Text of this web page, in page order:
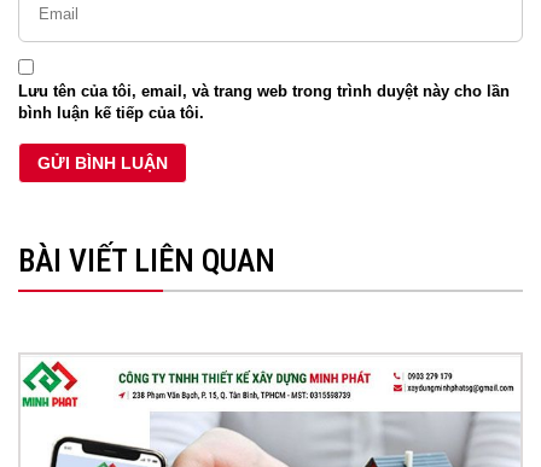
Lưu tên của tôi, email, và trang web trong trình duyệt này cho lần
bình luận kế tiếp của tôi.
BÀI VIẾT LIÊN QUAN